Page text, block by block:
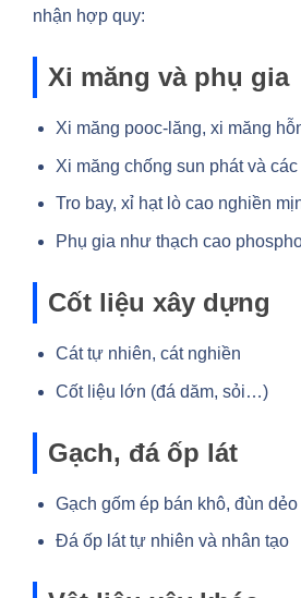
nhận hợp quy:
Xi măng và phụ gia
Xi măng pooc-lăng, xi măng
Xi măng chống sun phát và
Tro bay, xỉ hạt lò cao nghiền
Phụ gia như thạch cao
Cốt liệu xây dựng
Cát tự nhiên, cát nghiền
Cốt liệu lớn (đá dăm, sỏi…)
Gạch, đá ốp lát
Gạch gốm ép bán khô, đùn dẻo
Đá ốp lát tự nhiên và nhân tạo